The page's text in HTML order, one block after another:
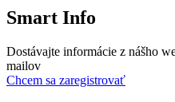
Smart Info
Dostávajte informácie z nášho
mailov
Chcem sa zaregistrovať